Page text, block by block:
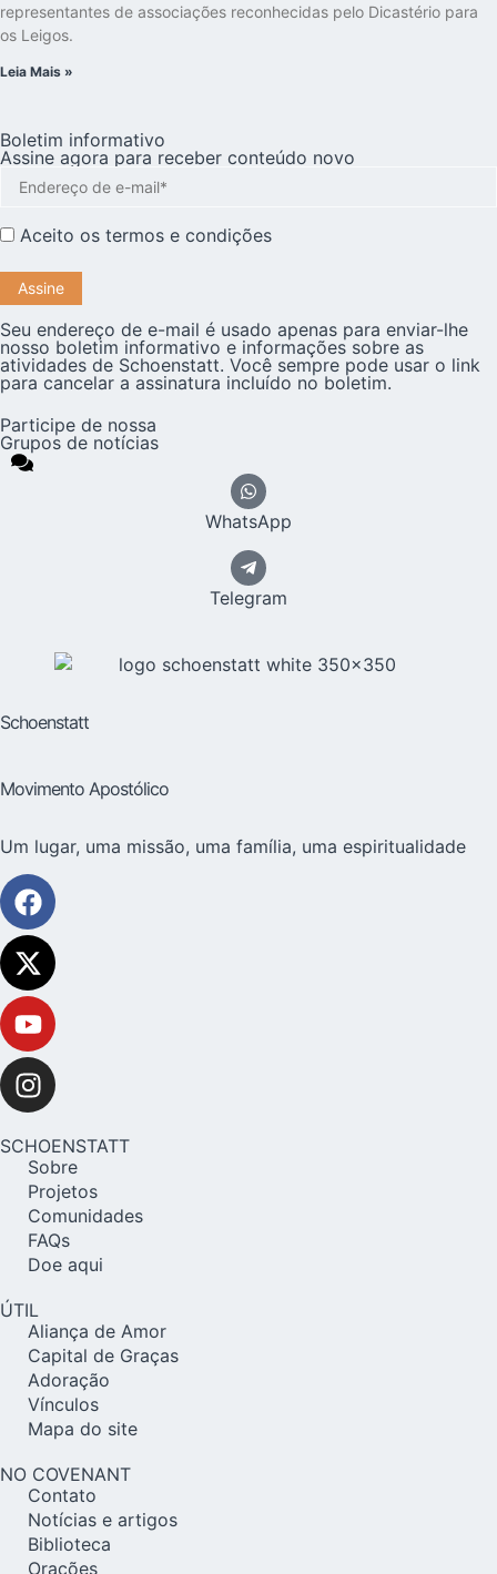
representantes de associações reconhecidas pelo Dicastério para
os Leigos.
Leia Mais »
Boletim informativo
Assine agora para receber conteúdo novo
Aceito os termos e condições
Seu endereço de e-mail é usado apenas para enviar-lhe
nosso boletim informativo e informações sobre as
atividades de Schoenstatt. Você sempre pode usar o link
para cancelar a assinatura incluído no boletim.
Participe de nossa
Grupos de notícias
WhatsApp
Telegram
Schoenstatt
Movimento Apostólico
Um lugar, uma missão, uma família, uma espiritualidade
SCHOENSTATT
Sobre
Projetos
Comunidades
FAQs
Doe aqui
ÚTIL
Aliança de Amor
Capital de Graças
Adoração
Vínculos
Mapa do site
NO COVENANT
Contato
Notícias e artigos
Biblioteca
Orações